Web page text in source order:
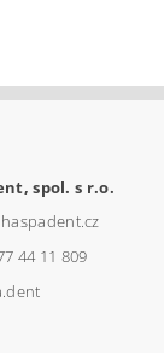
spol. s r.o.
haspadent.cz
44 11 809